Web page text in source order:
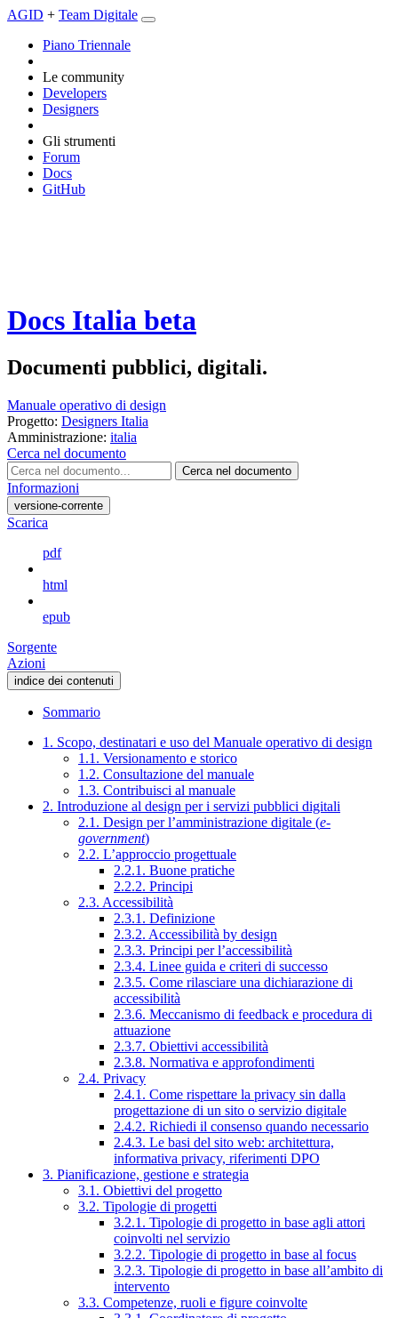
AGID + Team Digitale
Piano Triennale
Le community
Developers
Designers
Gli strumenti
Forum
Docs
GitHub
Docs Italia beta
Documenti pubblici, digitali.
Manuale operativo di design
Progetto: Designers Italia
Amministrazione: italia
Cerca nel documento
Cerca nel documento
Informazioni
versione-corrente
Scarica
pdf
html
epub
Sorgente
Azioni
indice dei contenuti
Sommario
1. Scopo, destinatari e uso del Manuale operativo di design
1.1. Versionamento e storico
1.2. Consultazione del manuale
1.3. Contribuisci al manuale
2. Introduzione al design per i servizi pubblici digitali
2.1. Design per l’amministrazione digitale (e-
government)
2.2. L’approccio progettuale
2.2.1. Buone pratiche
2.2.2. Principi
2.3. Accessibilità
2.3.1. Definizione
2.3.2. Accessibilità by design
2.3.3. Principi per l’accessibilità
2.3.4. Linee guida e criteri di successo
2.3.5. Come rilasciare una dichiarazione di
accessibilità
2.3.6. Meccanismo di feedback e procedura di
attuazione
2.3.7. Obiettivi accessibilità
2.3.8. Normativa e approfondimenti
2.4. Privacy
2.4.1. Come rispettare la privacy sin dalla
progettazione di un sito o servizio digitale
2.4.2. Richiedi il consenso quando necessario
2.4.3. Le basi del sito web: architettura,
informativa privacy, riferimenti DPO
3. Pianificazione, gestione e strategia
3.1. Obiettivi del progetto
3.2. Tipologie di progetti
3.2.1. Tipologie di progetto in base agli attori
coinvolti nel servizio
3.2.2. Tipologie di progetto in base al focus
3.2.3. Tipologie di progetto in base all’ambito di
intervento
3.3. Competenze, ruoli e figure coinvolte